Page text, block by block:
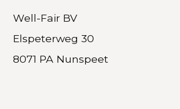
Well-Fair BV
Elspeterweg 30
8071 PA Nunspeet